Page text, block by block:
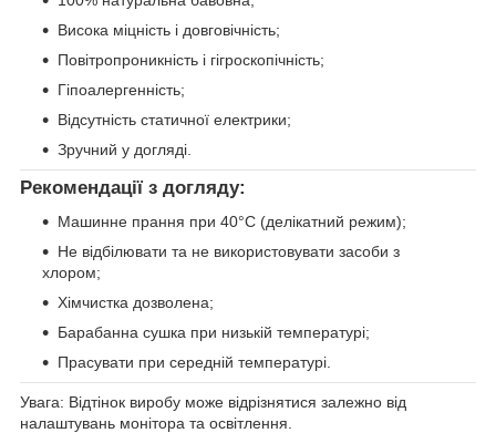
Висока міцність і довговічність;
Повітропроникність і гігроскопічність;
Гіпоалергенність;
Відсутність статичної електрики;
Зручний у догляді.
Рекомендації з догляду:
Машинне прання при 40°C (делікатний режим);
Не відбілювати та не використовувати засоби з
хлором;
Хімчистка дозволена;
Барабанна сушка при низькій температурі;
Прасувати при середній температурі.
Увага: Відтінок виробу може відрізнятися залежно від
налаштувань монітора та освітлення.